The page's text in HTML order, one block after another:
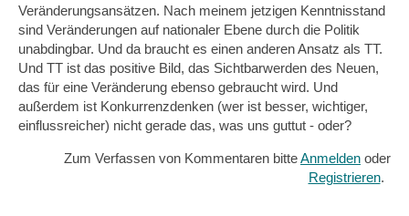
Veränderungsansätzen. Nach meinem jetzigen Kenntnisstand
sind Veränderungen auf nationaler Ebene durch die Politik
unabdingbar. Und da braucht es einen anderen Ansatz als TT.
Und TT ist das positive Bild, das Sichtbarwerden des Neuen,
das für eine Veränderung ebenso gebraucht wird. Und
außerdem ist Konkurrenzdenken (wer ist besser, wichtiger,
einflussreicher) nicht gerade das, was uns guttut - oder?
Zum Verfassen von Kommentaren bitteAnmelden oder
Registrieren.